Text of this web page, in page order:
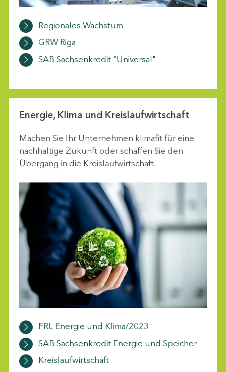
Regionales Wachstum
GRW Riga
SAB Sachsenkredit "Universal"
Energie, Klima und Kreislaufwirtschaft
Machen Sie Ihr Unternehmen klimafit für eine
nachhaltige Zukunft oder schaffen Sie den
Übergang in die Kreislaufwirtschaft.
FRL Energie und Klima/2023
SAB Sachsenkredit Energie und Speicher
Kreislaufwirtschaft